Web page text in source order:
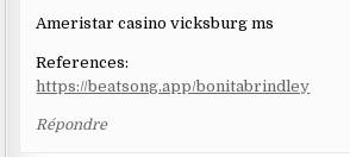
Ameristar casino vicksburg ms
References:
https://beatsong.app/bonitabrindley
Répondre